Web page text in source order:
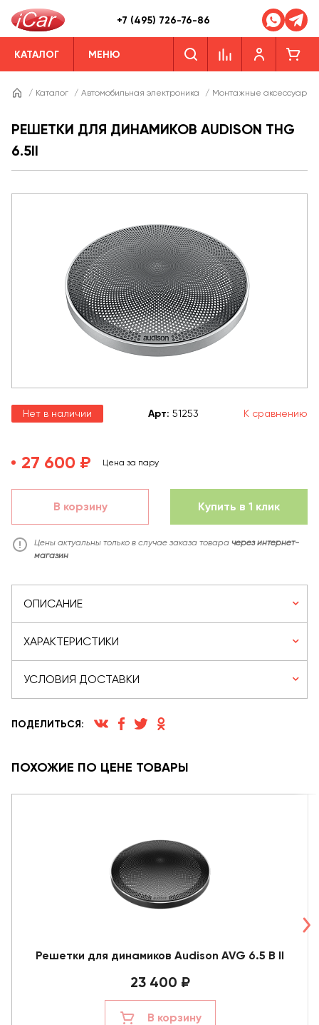
+7 (495) 726-76-86
КАТАЛОГ МЕНЮ
/ Каталог / Автомобильная электроника / Монтажные аксессуары
РЕШЕТКИ ДЛЯ ДИНАМИКОВ AUDISON THG
6.5II
Нет в наличии Арт: 51253 К сравнению
27 600 ₽ Цена за пару
В корзину Купить в 1 клик
Цены актуальны только в случае заказа товара через интернет-
магазин
ОПИСАНИЕ
ХАРАКТЕРИСТИКИ
УСЛОВИЯ ДОСТАВКИ
ПОДЕЛИТЬСЯ:
ПОХОЖИЕ ПО ЦЕНЕ ТОВАРЫ
Решетки для динамиков Audison AVG 6.5 B II
23 400 ₽
В корзину